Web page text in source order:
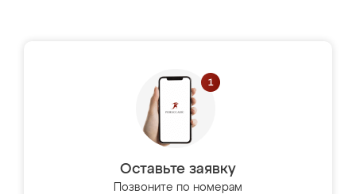
Оставьте заявку
Позвоните по номерам